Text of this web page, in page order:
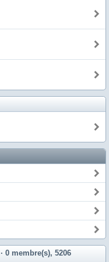
· 0 membre(s), 5206